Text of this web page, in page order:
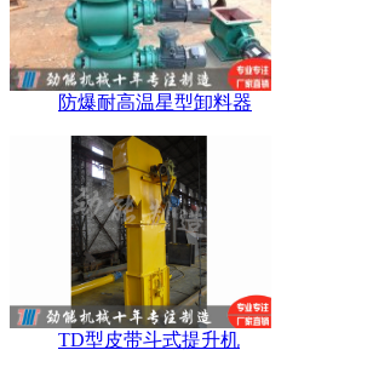
防爆耐高温星型卸料器
TD型皮带斗式提升机